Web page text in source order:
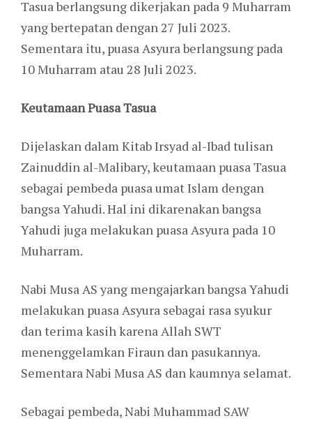
Tasua berlangsung dikerjakan pada 9 Muharram
yang bertepatan dengan 27 Juli 2023.
Sementara itu, puasa Asyura berlangsung pada
10 Muharram atau 28 Juli 2023.
Keutamaan Puasa Tasua
Dijelaskan dalam Kitab Irsyad al-Ibad tulisan
Zainuddin al-Malibary, keutamaan puasa Tasua
sebagai pembeda puasa umat Islam dengan
bangsa Yahudi. Hal ini dikarenakan bangsa
Yahudi juga melakukan puasa Asyura pada 10
Muharram.
Nabi Musa AS yang mengajarkan bangsa Yahudi
melakukan puasa Asyura sebagai rasa syukur
dan terima kasih karena Allah SWT
menenggelamkan Firaun dan pasukannya.
Sementara Nabi Musa AS dan kaumnya selamat.
Sebagai pembeda, Nabi Muhammad SAW